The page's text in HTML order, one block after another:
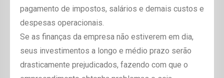
pagamento de impostos, salários e demais custos e
despesas operacionais.
Se as finanças da empresa não estiverem em dia,
seus investimentos a longo e médio prazo serão
drasticamente prejudicados, fazendo com que o